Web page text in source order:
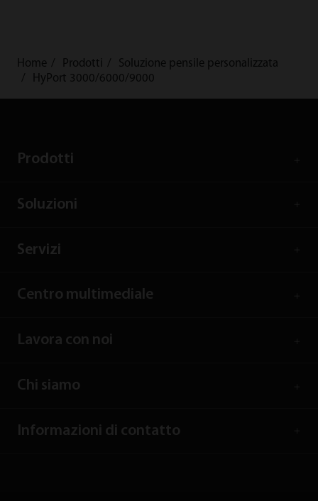
Home Prodotti
Soluzione pensile personalizzata
HyPort 3000/6000/9000
Prodotti
Soluzioni
Servizi
Centro multimediale
Lavora con noi
Chi siamo
Informazioni di contatto